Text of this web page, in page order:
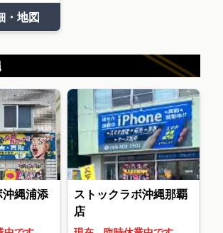
・地図
縄浦添
ストックラボ沖縄那覇
店